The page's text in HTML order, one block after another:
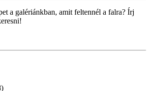
a galériánkban, amit feltennél a falra? Írj